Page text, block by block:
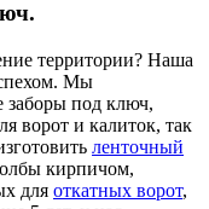
территории? Наша
Мы
заборы под ключ,
ворот и калиток, так
ленточный
кирпичом,
для откатных ворот,